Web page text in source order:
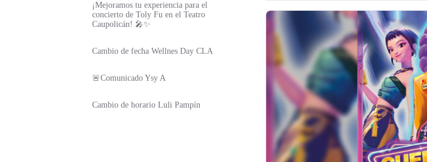
¡Mejoramos tu experiencia para el
concierto de Toly Fu en el Teatro
Caupolicán! 🎤✨
Cambio de fecha Wellnes Day CLA
🚨Comunicado Ysy A
Cambio de horario Luli Pampín